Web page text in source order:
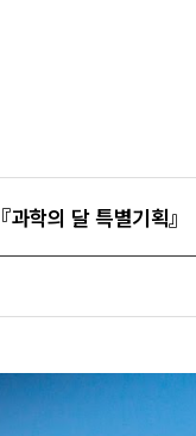
학의 달 특별기획』